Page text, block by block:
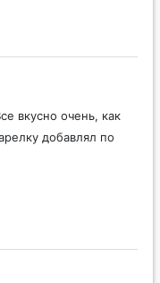
вкусно очень, как
добавлял по